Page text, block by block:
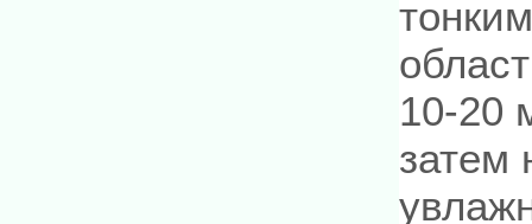
10-20
затем